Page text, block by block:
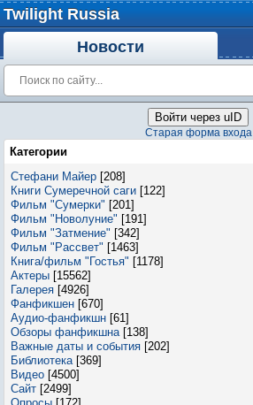
Twilight Russia
Новости
Войти через uID
Старая форма входа
Категории
Стефани Майер [208]
Книги Сумеречной саги [122]
Фильм "Сумерки" [201]
Фильм "Новолуние" [191]
Фильм "Затмение" [342]
Фильм "Рассвет" [1463]
Книга/фильм "Гостья" [1178]
Актеры [15562]
Галерея [4926]
Фанфикшен [670]
Аудио-фанфикшн [61]
Обзоры фанфикшна [138]
Важные даты и события [202]
Библиотека [369]
Видео [4500]
Сайт [2499]